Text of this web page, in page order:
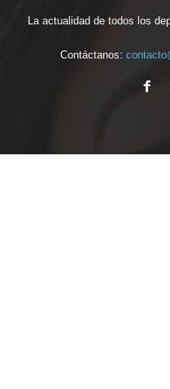
La actualidad de todos los
Contáctanos: